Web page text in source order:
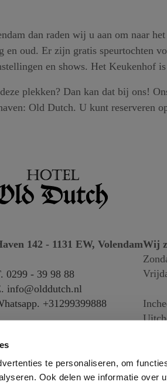
te personaliseren, om
Ook delen we informatie over
dan raden wij u aan om naar
oud. Er zijn gratis speurtochten
en shows. Het Keukenhof
plekken? Dan kan dat bij ons!
Old Dutch. U kunt reserveren
142 - 1131 EW, Volendam
0299 - 39 98 88
info@olddutch.nl
+31299399888
Wij